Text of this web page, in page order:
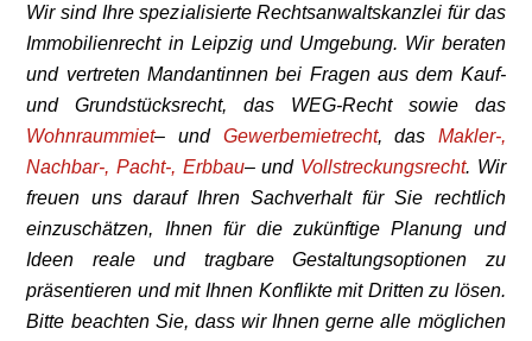
Wir sind Ihre spezialisierte Rechtsanwaltskanzlei für das
Immobilienrecht in Leipzig und Umgebung. Wir beraten
und vertreten Mandantinnen bei Fragen aus dem Kauf-
und Grundstücksrecht, das WEG-Recht sowie das
Wohnraummiet– und Gewerbemietrecht, das Makler-,
Nachbar-, Pacht-, Erbbau– und Vollstreckungsrecht. Wir
freuen uns darauf Ihren Sachverhalt für Sie rechtlich
einzuschätzen, Ihnen für die zukünftige Planung und
Ideen reale und tragbare Gestaltungsoptionen zu
präsentieren und mit Ihnen Konflikte mit Dritten zu lösen.
Bitte beachten Sie, dass wir Ihnen gerne alle möglichen